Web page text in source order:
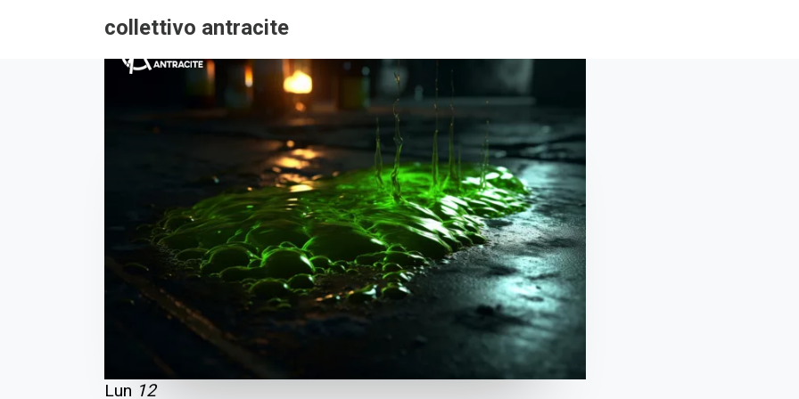
collettivo antracite
Lun 12